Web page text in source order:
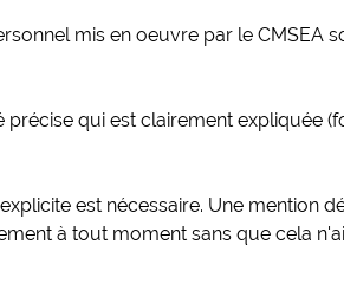
mis en oeuvre par le CMSEA
qui est clairement expliquée
est nécessaire. Une mention
à tout moment sans que cela